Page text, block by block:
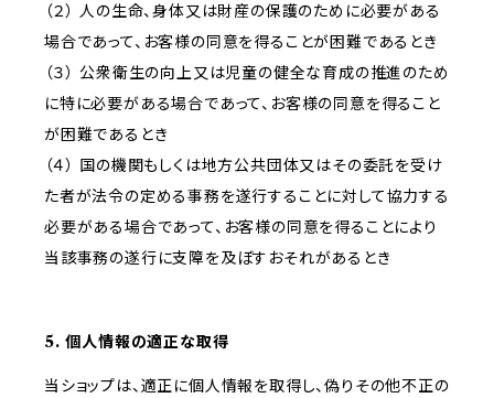
（２） 人の生命、身体又は財産の保護のために必要がある
場合であって、お客様の同意を得ることが困難であるとき
（３） 公衆衛生の向上又は児童の健全な育成の推進のため
に特に必要がある場合であって、お客様の同意を得ること
が困難であるとき
（４） 国の機関もしくは地方公共団体又はその委託を受け
た者が法令の定める事務を遂行することに対して協力する
必要がある場合であって、お客様の同意を得ることにより
当該事務の遂行に支障を及ぼすおそれがあるとき
5. 個人情報の適正な取得
当ショップは、適正に個人情報を取得し、偽りその他不正の